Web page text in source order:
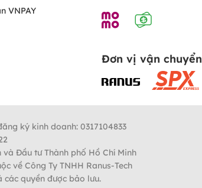
VNPAY
Đơn vị vận chuyển
ký kinh doanh: 0317104833
và Đầu tư Thành phố Hồ Chí Minh
về Công Ty TNHH Ranus-Tech
các quyền được bảo lưu.